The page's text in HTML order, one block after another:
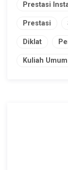
Prestasi
Prestasi
Diklat
Kuliah Umum